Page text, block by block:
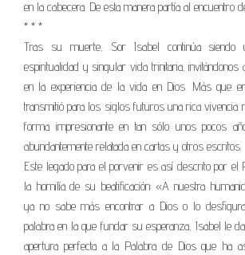
en la cabecera. De esta manera partía al encuentro
* * *
Tras su muerte, Sor Isabel continúa siendo
espiritualidad y singular vida trinitaria,
en la experiencia de la vida en Dios. Más que
transmitió para los siglos futuros una rica vivencia
forma impresionante en tan sólo unos pocos
abundantemente relatada en cartas y otros escritos.
Este legado para el porvenir es así descrito por el
la homilía de su beatificación: «A nuestra
ya no sabe más encontrar a Dios o lo
palabra en la que fundar su esperanza, Isabel le
apertura perfecta a la Palabra de Dios que ha